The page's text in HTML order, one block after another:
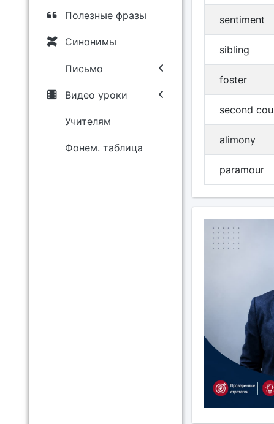
Полезные фразы
Синонимы
Письмо
Видео уроки
Учителям
Фонем. таблица
sentiment
sibling
foster
second
alimony
paramour